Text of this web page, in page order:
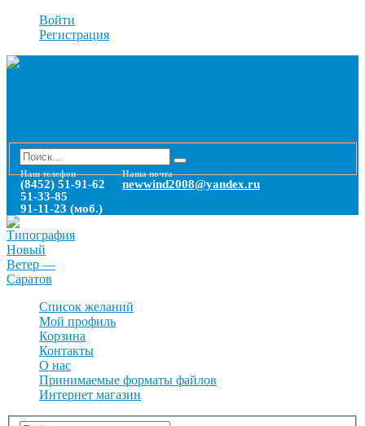
Войти
Регистрация
Наш телефон
(8452) 51-91-62
51-33-85
91-11-23 (моб.)
Наша почта
newwind2008@yandex.ru
Список желаний
Мой профиль
Корзина
Контакты
О нас
Принимаемые форматы файлов
Интернет магазин